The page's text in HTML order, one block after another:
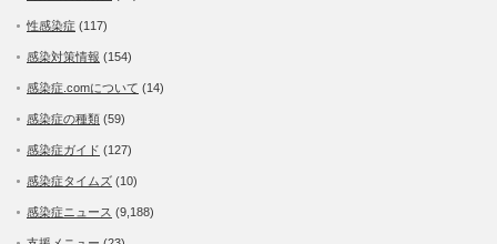
性感染症 (117)
感染対策情報 (154)
感染症.comについて (14)
感染症の種類 (59)
感染症ガイド (127)
感染症タイムズ (10)
感染症ニュース (9,188)